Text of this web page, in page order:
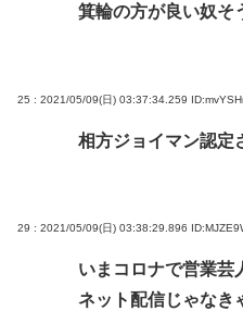
箕輪の方が良い奴そ
25 : 2021/05/09(日) 03:37:34.259
相方ジョイマン認定
29 : 2021/05/09(日) 03:38:29.896
いまコロナで営業芸
ネット配信じゃなき